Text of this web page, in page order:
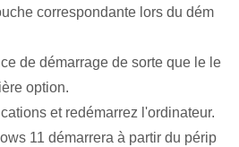
correspondante lors du dém
de démarrage⁤ de sorte que le le
option.
et redémarrez l'ordinateur.
11 démarrera à partir du périp